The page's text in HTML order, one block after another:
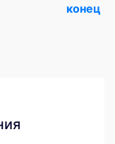
конец